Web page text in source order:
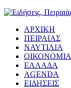
ΑΡΧΙΚΗ
ΠΕΙΡΑΙΑΣ
ΝΑΥΤΙΛΙΑ
ΟΙΚΟΝΟΜΙΑ
ΕΛΛΑΔΑ
AGENDA
ΕΙΔΗΣΕΙΣ